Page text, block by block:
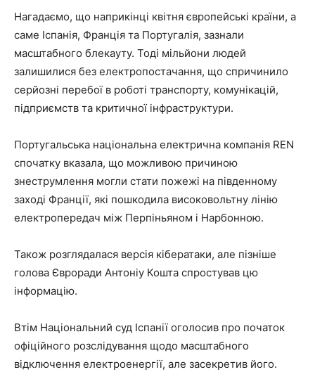
Нагадаємо, що наприкінці квітня європейські країни, а
саме Іспанія, Франція та Португалія, зазнали
масштабного блекауту. Тоді мільйони людей
залишилися без електропостачання, що спричинило
серйозні перебої в роботі транспорту, комунікацій,
підприємств та критичної інфраструктури.
Португальська національна електрична компанія REN
спочатку вказала, що можливою причиною
знеструмлення могли стати пожежі на південному
заході Франції, які пошкодила високовольтну лінію
електропередач між Перпіньяном і Нарбонною.
Також розглядалася версія кібератаки, але пізніше
голова Євроради Антоніу Кошта спростував цю
інформацію.
Втім Національний суд Іспанії оголосив про початок
офіційного розслідування щодо масштабного
відключення електроенергії, але засекретив його.